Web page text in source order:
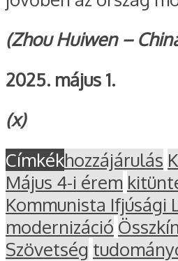
(Zhou Huiwen –
2025. május 1.
(x)
Címkékhozzájárulás
Május 4-i érem
Kommunista Ifjúsági
modernizáció
Szövetség